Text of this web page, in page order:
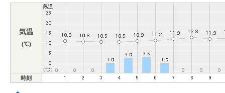
気温
(℃)
時刻